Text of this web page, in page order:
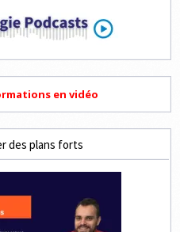
en vidéo
des plans forts